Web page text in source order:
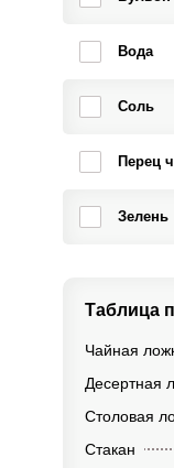
Вода
Соль
Перец
Зелень
Таблица
Чайная
Десертная
Столовая
Стакан